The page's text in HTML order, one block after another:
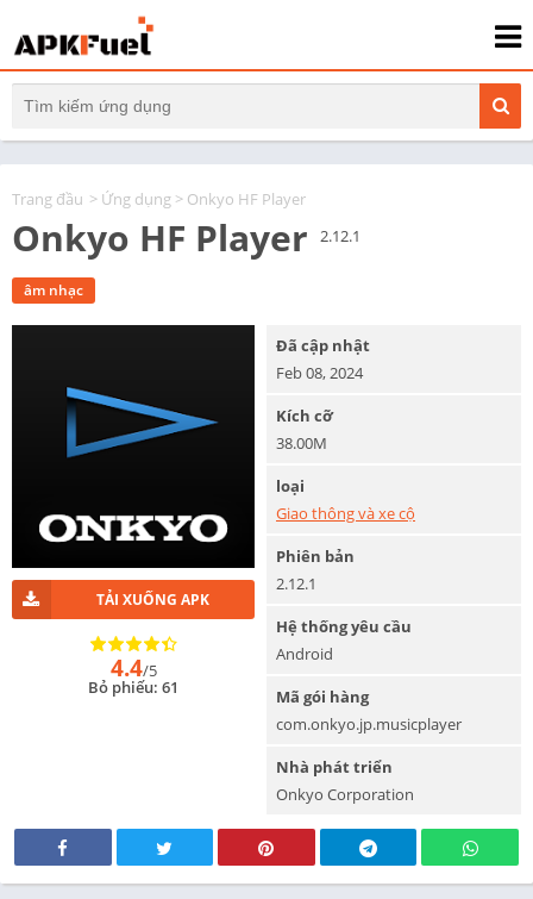
Trang đầu > Ứng dụng > Onkyo HF Player
Onkyo HF Player 2.12.1
âm nhạc
TẢI XUỐNG APK
4.4/5
Bỏ phiếu: 61
Đã cập nhật
Feb 08, 2024
Kích cỡ
38.00M
loại
Giao thông và xe cộ
Phiên bản
2.12.1
Hệ thống yêu cầu
Android
Mã gói hàng
com.onkyo.jp.musicplayer
Nhà phát triển
Onkyo Corporation